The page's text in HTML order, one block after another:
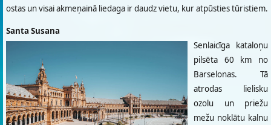
ostas un visai akmeņainā liedaga ir daudz vietu, kur atpūsties tūristiem.
Santa Susana
Senlaicīga kataloņu
pilsēta 60 km no
Barselonas. Tā
atrodas lielisku
ozolu un priežu
mežu noklātu kalnu